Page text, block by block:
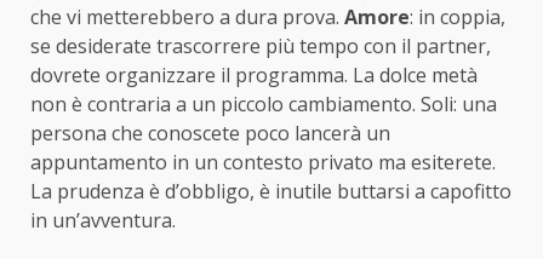
che vi metterebbero a dura prova. Amore: in coppia,
se desiderate trascorrere più tempo con il partner,
dovrete organizzare il programma. La dolce metà
non è contraria a un piccolo cambiamento. Soli: una
persona che conoscete poco lancerà un
appuntamento in un contesto privato ma esiterete.
La prudenza è d’obbligo, è inutile buttarsi a capofitto
in un’avventura.